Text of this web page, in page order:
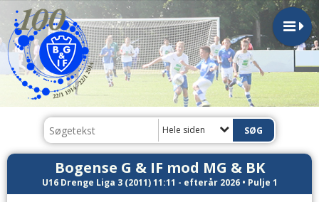
Hele siden
Bogense G & IF mod MG & BK
U16 Drenge Liga 3 (2011) 11:11 - efterår 2026 • Pulje 1